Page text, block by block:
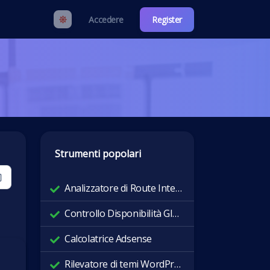
Accedere Register
Strumenti popolari
Analizzatore di Route Internet
Controllo Disponibilità Globale
Calcolatrice Adsense
Rilevatore di temi WordPress